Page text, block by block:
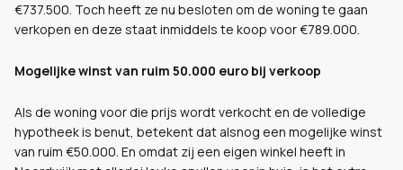
€737.500. Toch heeft ze nu besloten om de woning te gaan
verkopen en deze staat inmiddels te koop voor €789.000.
Mogelijke winst van ruim 50.000 euro bij verkoop
Als de woning voor die prijs wordt verkocht en de volledige
hypotheek is benut, betekent dat alsnog een mogelijke winst
van ruim €50.000. En omdat zij een eigen winkel heeft in